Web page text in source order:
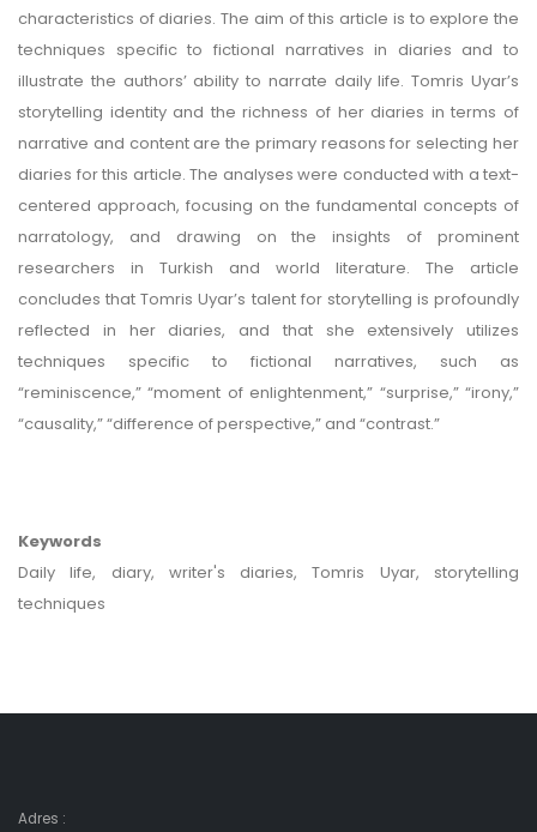
characteristics of diaries. The aim of this article is to explore the
techniques specific to fictional narratives in diaries and to
illustrate the authors’ ability to narrate daily life. Tomris Uyar’s
storytelling identity and the richness of her diaries in terms of
narrative and content are the primary reasons for selecting her
diaries for this article. The analyses were conducted with a text-
centered approach, focusing on the fundamental concepts of
narratology, and drawing on the insights of prominent
researchers in Turkish and world literature. The article
concludes that Tomris Uyar’s talent for storytelling is profoundly
reflected in her diaries, and that she extensively utilizes
techniques specific to fictional narratives, such as
“reminiscence,” “moment of enlightenment,” “surprise,” “irony,”
“causality,” “difference of perspective,” and “contrast.”
Keywords
Daily life, diary, writer's diaries, Tomris Uyar, storytelling
techniques
Adres :